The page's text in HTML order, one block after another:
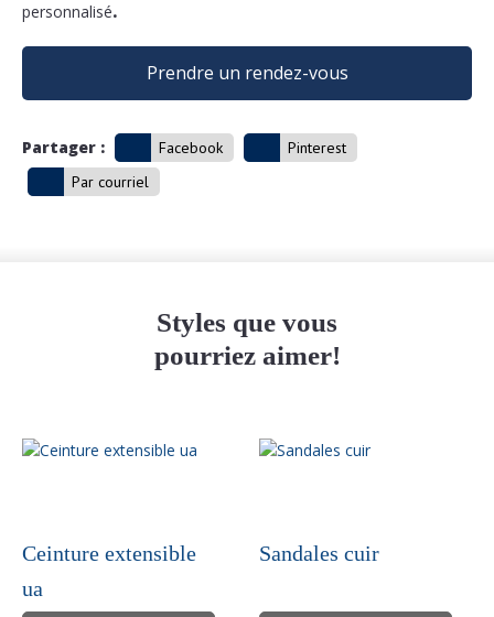
personnalisé.
Prendre un rendez-vous
Partager : Facebook
Pinterest
Par courriel
Styles que vous
pourriez aimer!
Ceinture extensible
ua
Sandales cuir